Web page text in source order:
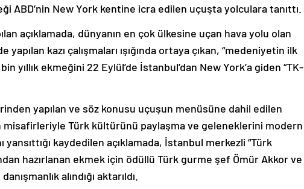
ABD’nin New York kentine icra edilen uçuşta yolculara tanıttı.
açıklamada, dünyanın en çok ülkesine uçan hava yolu olan
kazı çalışmaları ışığında ortaya çıkan, “medeniyetin ilk
yıllık ekmeğini 22 Eylül’de İstanbul’dan New York’a giden “TK-
yapılan ve söz konusu uçuşun menüsüne dahil edilen
misafirleriyle Türk kültürünü paylaşma ve geleneklerini modern
kaydedilen açıklamada, İstanbul merkezli “Türk
hazırlanan ekmek için ödüllü Türk gurme şef Ömür Akkor ve
alındığı aktarıldı.